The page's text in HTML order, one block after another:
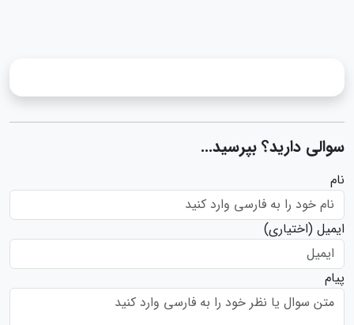
سوالی دارید؟ بپرسید...
نام
ایمیل (اختیاری)
پیام